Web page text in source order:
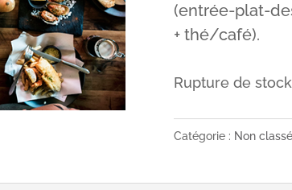
(entrée-plat-
+ thé/café).
Rupture de stock
Catégorie : Non classé